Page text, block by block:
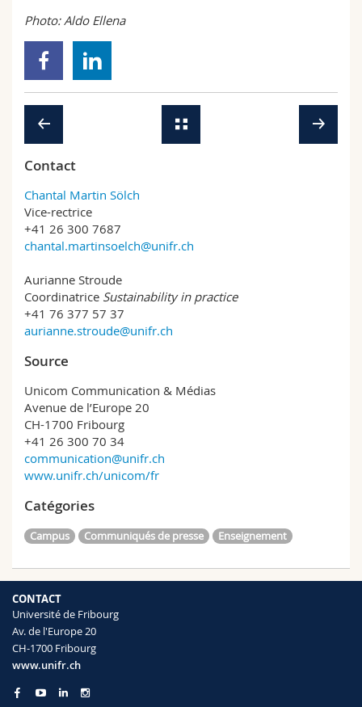
Photo: Aldo Ellena
Contact
Chantal Martin Sölch
Vice-rectrice
+41 26 300 7687
chantal.martinsoelch@unifr.ch
Aurianne Stroude
Coordinatrice Sustainability in practice
+41 76 377 57 37
aurianne.stroude@unifr.ch
Source
Unicom Communication & Médias
Avenue de l’Europe 20
CH-1700 Fribourg
+41 26 300 70 34
communication@unifr.ch
www.unifr.ch/unicom/fr
Catégories
Campus Communiqués de presse Enseignement
CONTACT
Université de Fribourg
Av. de l'Europe 20
CH-1700 Fribourg
www.unifr.ch